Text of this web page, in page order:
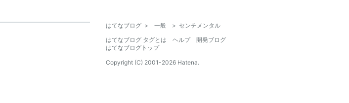
はてなブログ > 一般 > センチメンタル
はてなブログ タグとは
ヘルプ
開発ブログ
はてなブログトップ
Copyright (C) 2001-2026 Hatena.